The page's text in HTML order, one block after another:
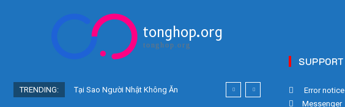
tonghop.org
tonghop.org
TRENDING:
Tại Sao Người Nhật Không Ăn
SUPPORT
Error notice
Messenger